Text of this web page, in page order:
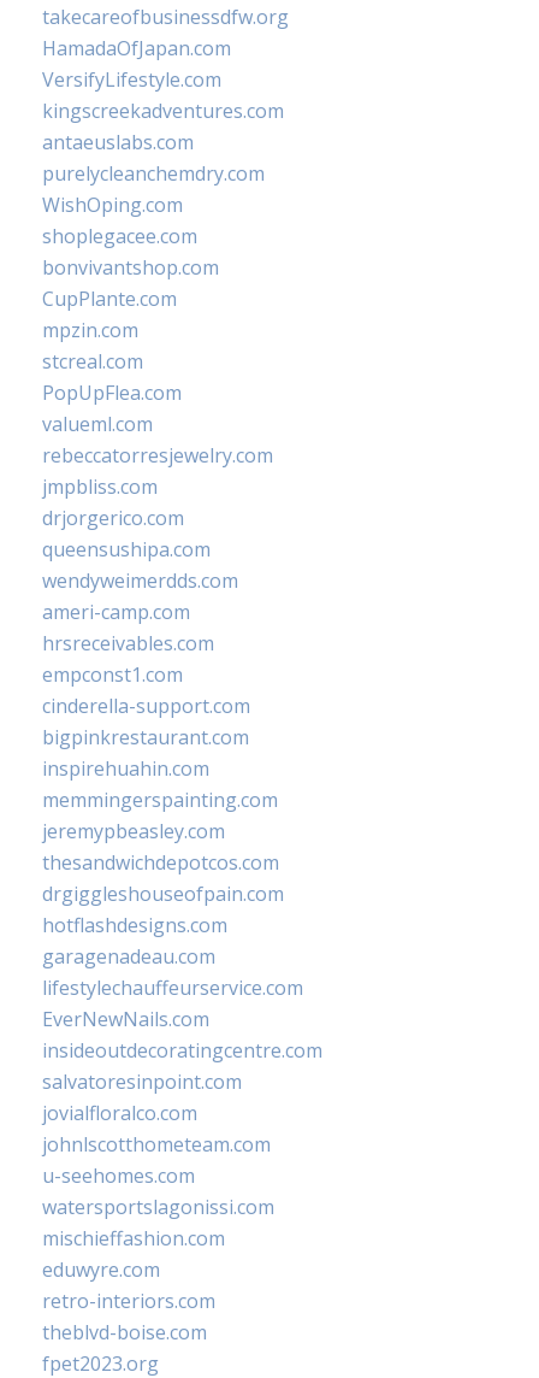
takecareofbusinessdfw.org
HamadaOfJapan.com
VersifyLifestyle.com
kingscreekadventures.com
antaeuslabs.com
purelycleanchemdry.com
WishOping.com
shoplegacee.com
bonvivantshop.com
CupPlante.com
mpzin.com
stcreal.com
PopUpFlea.com
valueml.com
rebeccatorresjewelry.com
jmpbliss.com
drjorgerico.com
queensushipa.com
wendyweimerdds.com
ameri-camp.com
hrsreceivables.com
empconst1.com
cinderella-support.com
bigpinkrestaurant.com
inspirehuahin.com
memmingerspainting.com
jeremypbeasley.com
thesandwichdepotcos.com
drgiggleshouseofpain.com
hotflashdesigns.com
garagenadeau.com
lifestylechauffeurservice.com
EverNewNails.com
insideoutdecoratingcentre.com
salvatoresinpoint.com
jovialfloralco.com
johnlscotthometeam.com
u-seehomes.com
watersportslagonissi.com
mischieffashion.com
eduwyre.com
retro-interiors.com
theblvd-boise.com
fpet2023.org